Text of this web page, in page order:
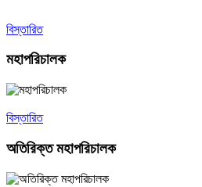
বিস্তারিত
মহাপরিচালক
বিস্তারিত
অতিরিক্ত মহাপরিচালক